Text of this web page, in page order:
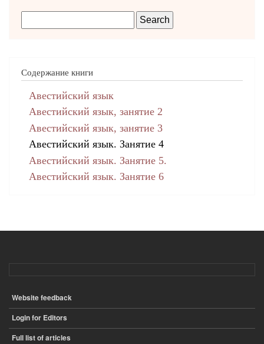
Содержание книги
Авестийский язык
Авестийский язык, занятие 2
Авестийский язык, занятие 3
Авестийский язык. Занятие 4
Авестийский язык. Занятие 5.
Авестийский язык. Занятие 6
ПОДВАЛ
Website feedback
Login for Editors
Full list of articles